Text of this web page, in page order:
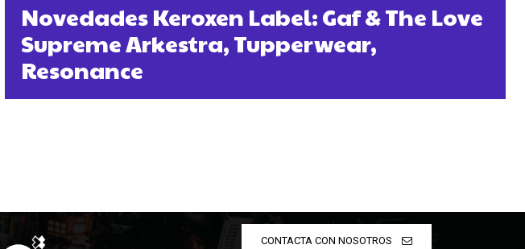
Novedades Keroxen Label: Gaf & The Love
Supreme Arkestra, Tupperwear,
Resonance
CONTACTA CON NOSOTROS